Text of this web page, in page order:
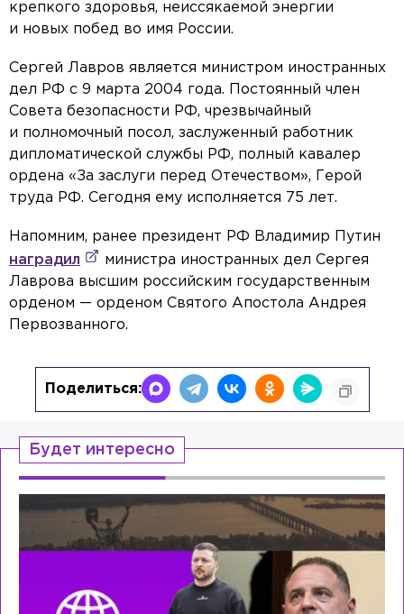
крепкого здоровья, неиссякаемой энергии
и новых побед во имя России.
Сергей Лавров является министром иностранных
дел РФ с 9 марта 2004 года. Постоянный член
Совета безопасности РФ, чрезвычайный
и полномочный посол, заслуженный работник
дипломатической службы РФ, полный кавалер
ордена «За заслуги перед Отечеством», Герой
труда РФ. Сегодня ему исполняется 75 лет.
Напомним, ранее президент РФ Владимир Путин
наградил
министра иностранных дел Сергея
Лаврова высшим российским государственным
орденом — орденом Святого Апостола Андрея
Первозванного.
Поделиться:
Будет интересно